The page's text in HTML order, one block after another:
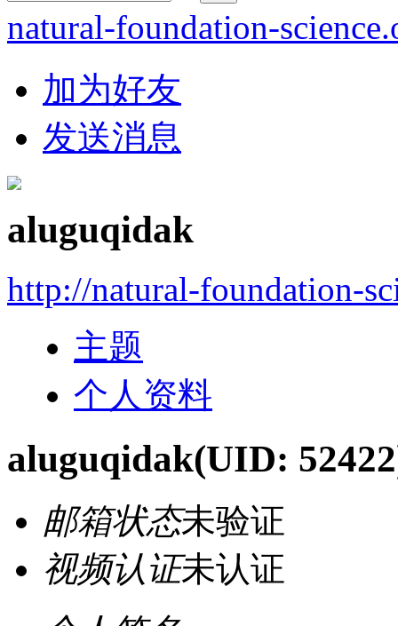
natural-foundation-
加为好友
发送消息
aluguqidak
http://natural-foundation-
主题
个人资料
aluguqidak(UID:
邮箱状态未验证
视频认证未认证